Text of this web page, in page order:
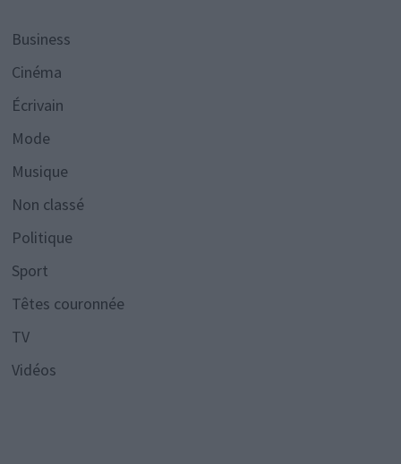
Business
Cinéma
Écrivain
Mode
Musique
Non classé
Politique
Sport
Têtes couronnée
TV
Vidéos